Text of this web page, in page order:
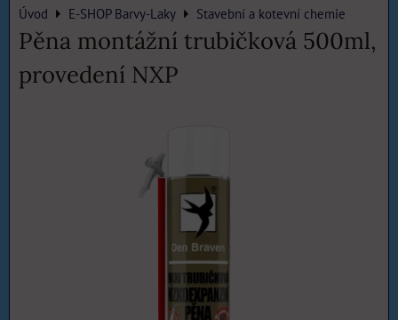
Úvod E-SHOP Barvy-Laky Stavební a kotevní chemie
Pěna montážní trubičková 500ml,
provedení NXP